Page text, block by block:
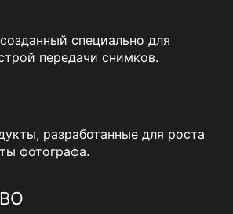
специально для
передачи снимков.
разработанные для роста
фотографа.